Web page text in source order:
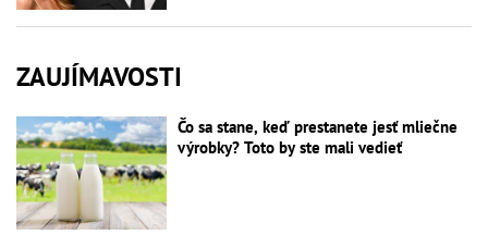
ZAUJÍMAVOSTI
Čo sa stane, keď prestanete jesť mliečne
výrobky? Toto by ste mali vedieť